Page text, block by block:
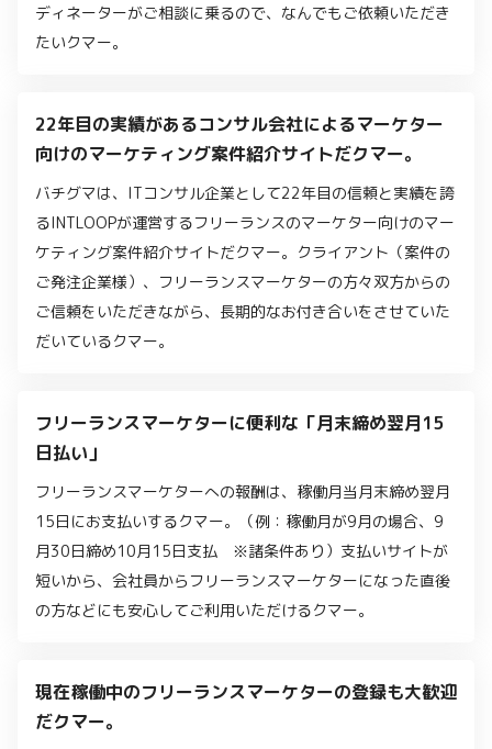
ディネーターがご相談に乗るので、なんでもご依頼いただき
たいクマー。
22年目の実績があるコンサル会社によるマーケター
向けのマーケティング案件紹介サイトだクマー。
バチグマは、ITコンサル企業として22年目の信頼と実績を誇
るINTLOOPが運営するフリーランスのマーケター向けのマー
ケティング案件紹介サイトだクマー。クライアント（案件の
ご発注企業様）、フリーランスマーケターの方々双方からの
ご信頼をいただきながら、長期的なお付き合いをさせていた
だいているクマー。
フリーランスマーケターに便利な「月末締め翌月15
日払い」
フリーランスマーケターへの報酬は、稼働月当月末締め翌月
15日にお支払いするクマー。（例：稼働月が9月の場合、9
月30日締め10月15日支払 ※諸条件あり）支払いサイトが
短いから、会社員からフリーランスマーケターになった直後
の方などにも安心してご利用いただけるクマー。
現在稼働中のフリーランスマーケターの登録も大歓迎
だクマー。